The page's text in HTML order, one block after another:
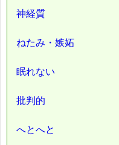
神経質
ねたみ・嫉妬
眠れない
批判的
へとへと